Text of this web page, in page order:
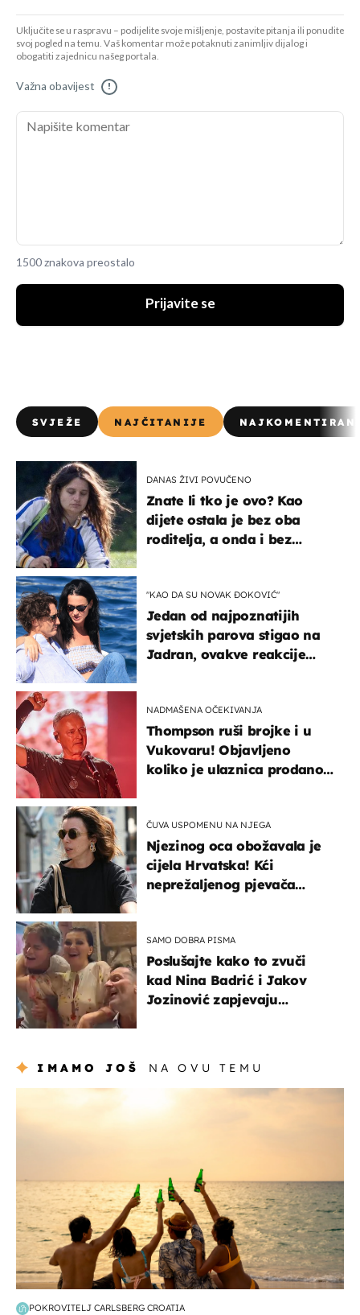
Uključite se u raspravu – podijelite svoje mišljenje, postavite pitanja ili ponudite
svoj pogled na temu. Vaš komentar može potaknuti zanimljiv dijalog i
obogatiti zajednicu našeg portala.
Važna obavijest !
1500 znakova preostalo
Prijavite se
SVJEŽE NAJČITANIJE
DANAS ŽIVI POVUČENO
Znate li tko je ovo? Kao
dijete ostala je bez oba
roditelja, a onda i bez
"KAO DA SU NOVAK ĐOKOVIĆ"
Jedan od najpoznatijih
svjetskih parova stigao na
Jadran, ovakve reakcije
NADMAŠENA OČEKIVANJA
Thompson ruši brojke i u
Vukovaru! Objavljeno
koliko je ulaznica prodano
ČUVA USPOMENU NA NJEGA
Njezinog oca obožavala je
cijela Hrvatska! Kći
neprežaljenog pjevača
SAMO DOBRA PISMA
Poslušajte kako to zvuči
kad Nina Badrić i Jakov
Jozinović zapjevaju
IMAMO JOŠ NA OVU TEMU
POKROVITELJ CARLSBERG CROATIA